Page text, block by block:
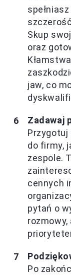
Skup
oraz
jaw, co
Zadawaj
Przygotuj
do firmy,
zespole.
cennych
pytań o
Po